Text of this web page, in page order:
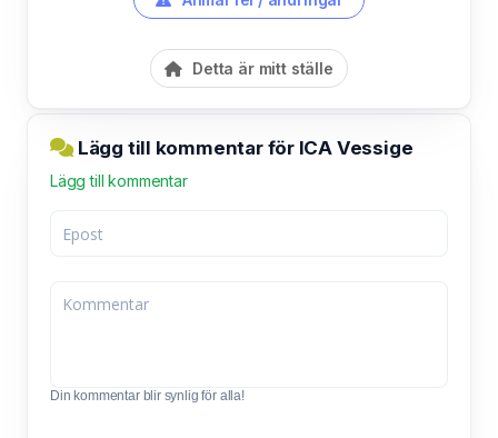
Detta är mitt ställe
Lägg till kommentar för ICA Vessige
Lägg till kommentar
Din kommentar blir synlig för alla!